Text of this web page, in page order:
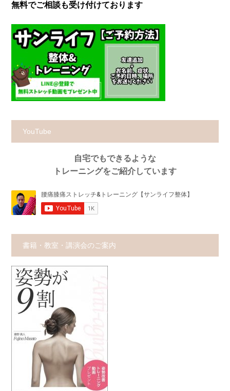
無料でご相談も受け付けております
YouTube
自宅でもできるような
トレーニングをご紹介しています
書籍・教室・講演会のご案内